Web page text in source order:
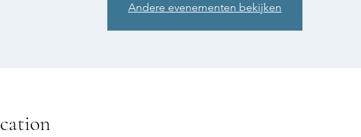
Andere evenementen bekijken